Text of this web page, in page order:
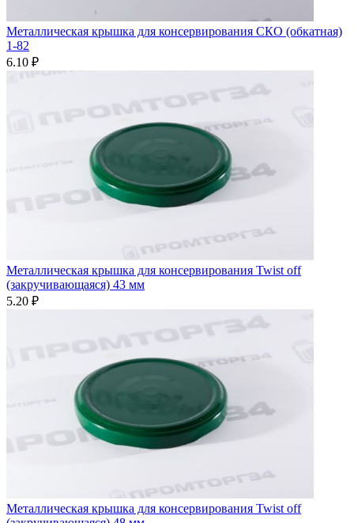
Металлическая крышка для консервирования СКО (обкатная)
1-82
6.10 ₽
Металлическая крышка для консервирования Twist off
(закручивающаяся) 43 мм
5.20 ₽
Металлическая крышка для консервирования Twist off